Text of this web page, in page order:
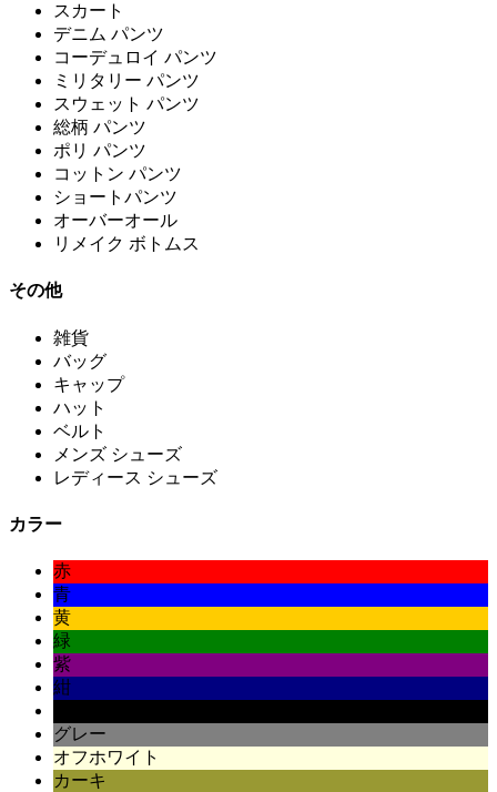
スカート
デニム パンツ
コーデュロイ パンツ
ミリタリー パンツ
スウェット パンツ
総柄 パンツ
ポリ パンツ
コットン パンツ
ショートパンツ
オーバーオール
リメイク ボトムス
その他
雑貨
バッグ
キャップ
ハット
ベルト
メンズ シューズ
レディース シューズ
カラー
赤
青
黄
緑
紫
紺
グレー
オフホワイト
カーキ